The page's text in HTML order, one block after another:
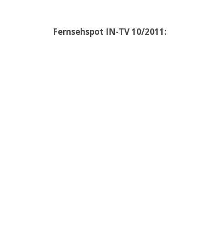
Fernsehspot IN-TV 10/2011: